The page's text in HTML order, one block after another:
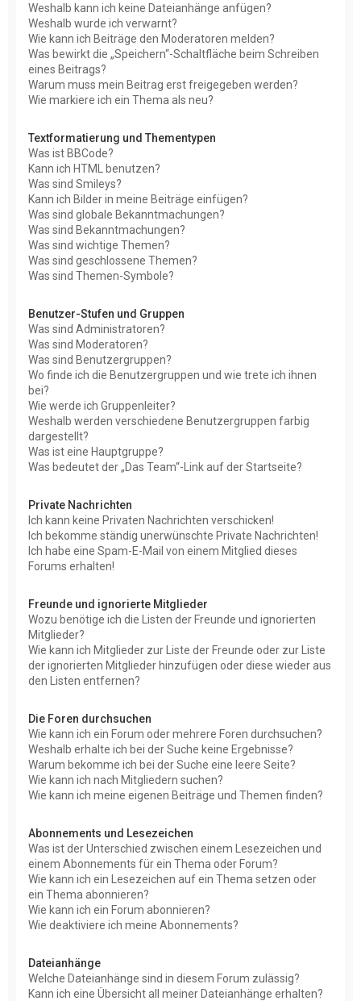
Weshalb kann ich keine Dateianhänge anfügen?
Weshalb wurde ich verwarnt?
Wie kann ich Beiträge den Moderatoren melden?
Was bewirkt die „Speichern“-Schaltfläche beim Schreiben
eines Beitrags?
Warum muss mein Beitrag erst freigegeben werden?
Wie markiere ich ein Thema als neu?
Textformatierung und Thementypen
Was ist BBCode?
Kann ich HTML benutzen?
Was sind Smileys?
Kann ich Bilder in meine Beiträge einfügen?
Was sind globale Bekanntmachungen?
Was sind Bekanntmachungen?
Was sind wichtige Themen?
Was sind geschlossene Themen?
Was sind Themen-Symbole?
Benutzer-Stufen und Gruppen
Was sind Administratoren?
Was sind Moderatoren?
Was sind Benutzergruppen?
Wo finde ich die Benutzergruppen und wie trete ich ihnen
bei?
Wie werde ich Gruppenleiter?
Weshalb werden verschiedene Benutzergruppen farbig
dargestellt?
Was ist eine Hauptgruppe?
Was bedeutet der „Das Team“-Link auf der Startseite?
Private Nachrichten
Ich kann keine Privaten Nachrichten verschicken!
Ich bekomme ständig unerwünschte Private Nachrichten!
Ich habe eine Spam-E-Mail von einem Mitglied dieses
Forums erhalten!
Freunde und ignorierte Mitglieder
Wozu benötige ich die Listen der Freunde und ignorierten
Mitglieder?
Wie kann ich Mitglieder zur Liste der Freunde oder zur Liste
der ignorierten Mitglieder hinzufügen oder diese wieder aus
den Listen entfernen?
Die Foren durchsuchen
Wie kann ich ein Forum oder mehrere Foren durchsuchen?
Weshalb erhalte ich bei der Suche keine Ergebnisse?
Warum bekomme ich bei der Suche eine leere Seite?
Wie kann ich nach Mitgliedern suchen?
Wie kann ich meine eigenen Beiträge und Themen finden?
Abonnements und Lesezeichen
Was ist der Unterschied zwischen einem Lesezeichen und
einem Abonnements für ein Thema oder Forum?
Wie kann ich ein Lesezeichen auf ein Thema setzen oder
ein Thema abonnieren?
Wie kann ich ein Forum abonnieren?
Wie deaktiviere ich meine Abonnements?
Dateianhänge
Welche Dateianhänge sind in diesem Forum zulässig?
Kann ich eine Übersicht all meiner Dateianhänge erhalten?